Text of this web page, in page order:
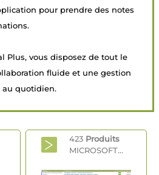
pour prendre des notes
Plus, vous disposez de tout le
fluide et une gestion
au quotidien.
423 Produits
MICROSOFT...